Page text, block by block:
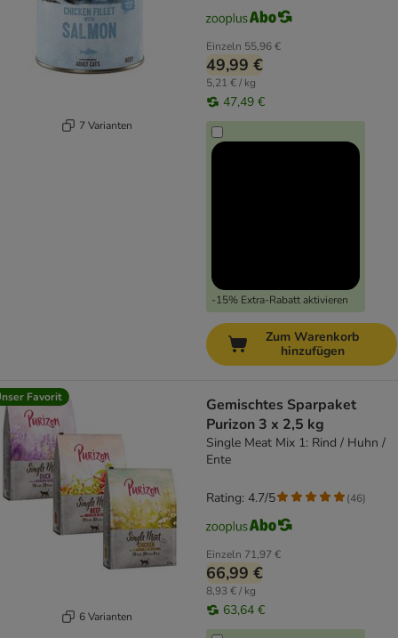
7 Varianten
Einzeln 55,96 €
49,99 €
5,21 € / kg
47,49 €
-15% Extra-Rabatt aktivieren
Zum Warenkorb
hinzufügen
Favorit
6 Varianten
Gemischtes Sparpaket
Purizon 3 x 2,5 kg
Single Meat Mix 1: Rind / Huhn /
Ente
Einzeln 71,97 €
66,99 €
8,93 € / kg
63,64 €
Rating: 4.7/5 (46)